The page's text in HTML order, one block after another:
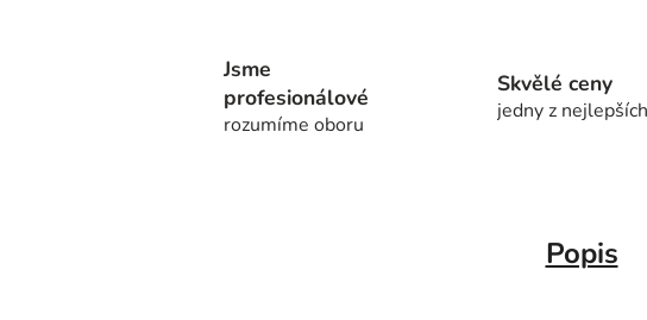
Jsme
profesionálové
rozumíme oboru
Skvělé ceny
jedny z nejlepších
Popis